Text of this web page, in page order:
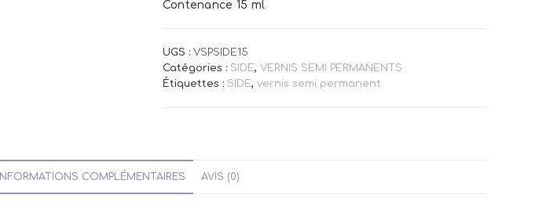
Contenance 15 ml
UGS : VSPSIDE15
Catégories : SIDE, VERNIS SEMI PERMANENTS
Étiquettes : SIDE, vernis semi permanent
INFORMATIONS COMPLÉMENTAIRES AVIS (0)